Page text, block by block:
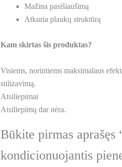
Mažina pasišiaušimą
Atkuria plaukų struktūrą
Kam skirtas šis produktas?
Visiems, norintiems maksimalaus
stilizavimą.
Atsiliepimai
Atsiliepimų dar nėra.
Būkite pirmas
kondicionuojantis